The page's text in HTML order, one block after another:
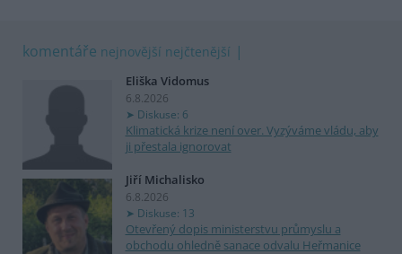
komentáře nejnovější nejčtenější
Eliška Vidomus
6.8.2026
Diskuse: 6
Klimatická krize není over. Vyzýváme vládu, aby
ji přestala ignorovat
Jiří Michalisko
6.8.2026
Diskuse: 13
Otevřený dopis ministerstvu průmyslu a
obchodu ohledně sanace odvalu Heřmanice